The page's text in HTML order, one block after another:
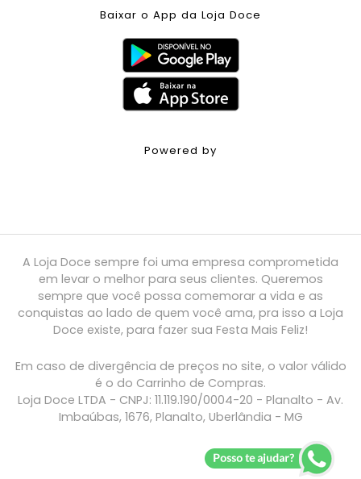
Baixar o App da Loja Doce
Powered by
A Loja Doce sempre foi uma empresa comprometida
em levar o melhor para seus clientes. Queremos
sempre que você possa comemorar a vida e as
conquistas ao lado de quem você ama, pra isso a Loja
Doce existe, para fazer sua Festa Mais Feliz!
Em caso de divergência de preços no site, o valor válido
é o do Carrinho de Compras.
Loja Doce LTDA - CNPJ: 11.119.190/0004-20 - Planalto - Av.
Imbaúbas, 1676, Planalto, Uberlândia - MG